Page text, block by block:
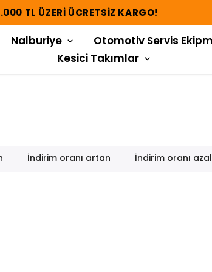
Nalburiye Otomotiv Servis
Kesici Takımlar
İndirim oranı artan İndirim oranı